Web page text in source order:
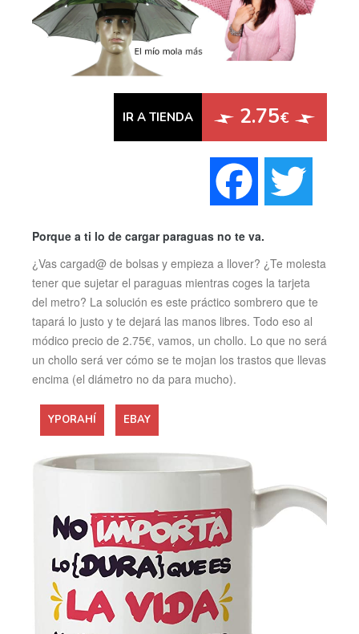
IR A TIENDA 2.75€
Porque a ti lo de cargar paraguas no te va.
¿Vas cargad@ de bolsas y empieza a llover? ¿Te molesta
tener que sujetar el paraguas mientras coges la tarjeta
del metro? La solución es este práctico sombrero que te
tapará lo justo y te dejará las manos libres. Todo eso al
módico precio de 2.75€, vamos, un chollo. Lo que no será
un chollo será ver cómo se te mojan los trastos que llevas
encima (el diámetro no da para mucho).
YPORAHÍ EBAY